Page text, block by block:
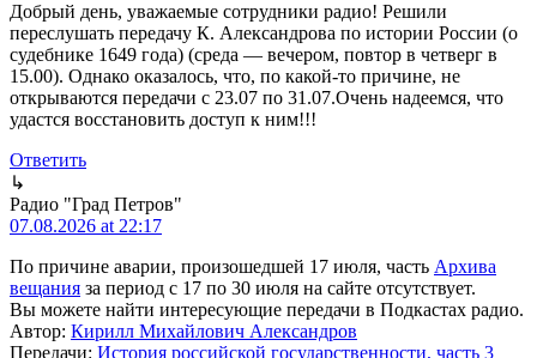
Добрый день, уважаемые сотрудники радио! Решили
переслушать передачу К. Александрова по истории России (о
судебнике 1649 года) (среда — вечером, повтор в четверг в
15.00). Однако оказалось, что, по какой-то причине, не
открываются передачи с 23.07 по 31.07.Очень надеемся, что
удастся восстановить доступ к ним!!!
Ответить
↳
Радио "Град Петров"
07.08.2026 at 22:17
По причине аварии, произошедшей 17 июля, часть Архива
вещания за период с 17 по 30 июля на сайте отсутствует.
Вы можете найти интересующие передачи в Подкастах радио.
Автор: Кирилл Михайлович Александров
Передачи: История российской государственности, часть 3